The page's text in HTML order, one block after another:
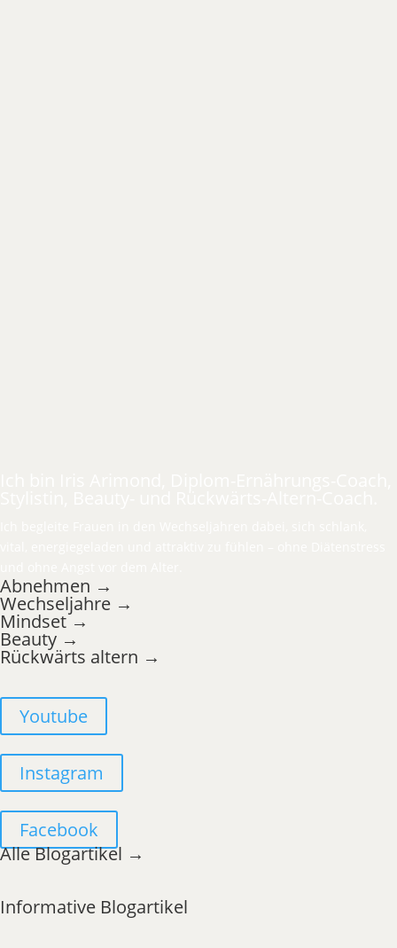
Abnehmen →
Wechseljahre →
Mindset →
Beauty →
Rückwärts altern →
Youtube
Instagram
Facebook
Alle Blogartikel →
Informative Blogartikel